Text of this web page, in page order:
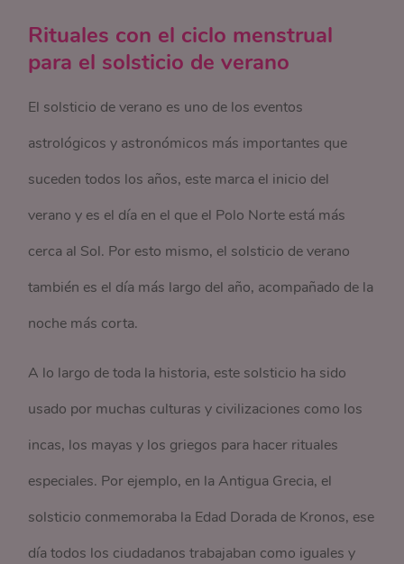
Rituales con el ciclo menstrual
para el solsticio de verano
El solsticio de verano es uno de los eventos
astrológicos y astronómicos más importantes que
suceden todos los años, este marca el inicio del
verano y es el día en el que el Polo Norte está más
cerca al Sol. Por esto mismo, el solsticio de verano
también es el día más largo del año, acompañado de la
noche más corta.
A lo largo de toda la historia, este solsticio ha sido
usado por muchas culturas y civilizaciones como los
incas, los mayas y los griegos para hacer rituales
especiales. Por ejemplo, en la Antigua Grecia, el
solsticio conmemoraba la Edad Dorada de Kronos, ese
día todos los ciudadanos trabajaban como iguales y